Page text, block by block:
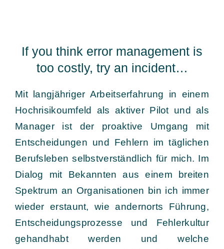
If you think error management is
too costly, try an incident…
Mit langjähriger Arbeitserfahrung in einem
Hochrisikoumfeld als aktiver Pilot und als
Manager ist der proaktive Umgang mit
Entscheidungen und Fehlern im täglichen
Berufsleben selbstverständlich für mich. Im
Dialog mit Bekannten aus einem breiten
Spektrum an Organisationen bin ich immer
wieder erstaunt, wie andernorts Führung,
Entscheidungsprozesse und Fehlerkultur
gehandhabt werden und welche